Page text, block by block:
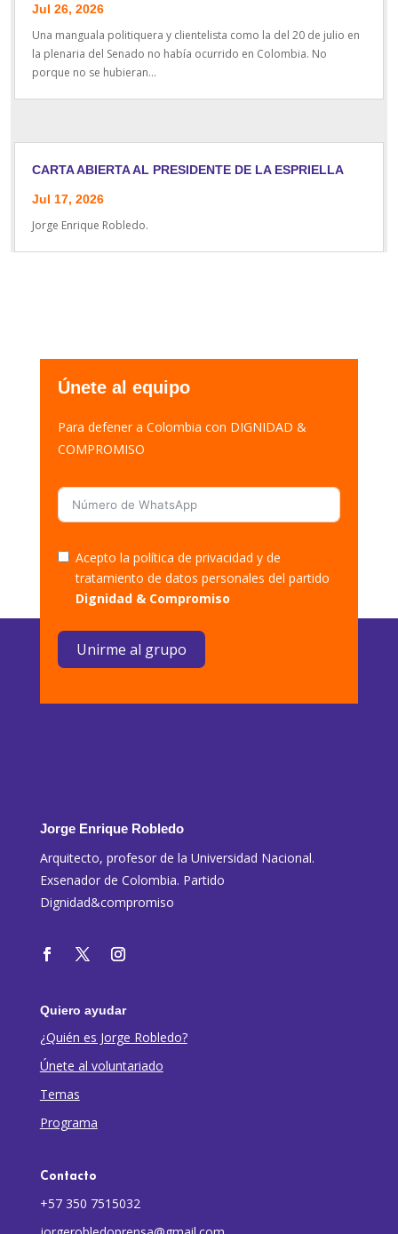
Jul 26, 2026
Una manguala politiquera y clientelista como la del 20 de julio en
la plenaria del Senado no había ocurrido en Colombia. No
porque no se hubieran...
CARTA ABIERTA AL PRESIDENTE DE LA ESPRIELLA
Jul 17, 2026
Jorge Enrique Robledo.
Únete al equipo
Para defener a Colombia con DIGNIDAD &
COMPROMISO
Acepto la política de privacidad y de
tratamiento de datos personales del partido
Dignidad & Compromiso
Unirme al grupo
Jorge Enrique Robledo
Arquitecto, profesor de la Universidad Nacional.
Exsenador de Colombia. Partido
Dignidad&compromiso
Quiero ayudar
¿Quién es Jorge Robledo?
Únete al voluntariado
Temas
Programa
Contacto
+57 350 7515032